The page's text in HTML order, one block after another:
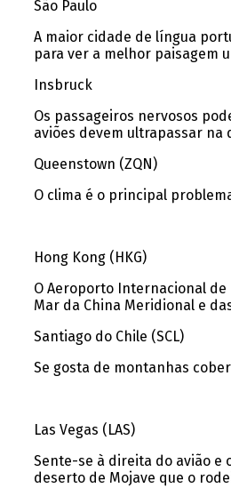
São Paulo
A maior cidade de língua
para ver a melhor paisagem
Insbruck
Os passageiros nervosos
aviões devem ultrapassar na
Queenstown (ZQN)
O clima é o principal
Hong Kong (HKG)
O Aeroporto Internacional
Mar da China Meridional e
Santiago do Chile (SCL)
Se gosta de montanhas
Las Vegas (LAS)
Sente-se à direita do avião e
deserto de Mojave que o